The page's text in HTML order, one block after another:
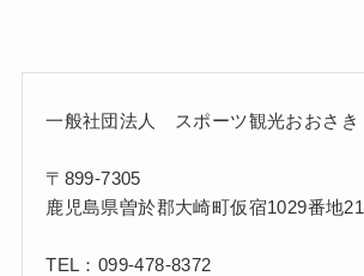
一般社団法人 スポーツ観光おおさき
〒899-7305
鹿児島県曽於郡大崎町仮宿1029番地21
TEL：099-478-8372